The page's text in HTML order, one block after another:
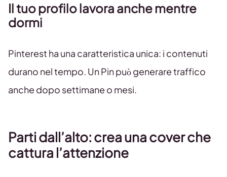
Il tuo profilo lavora anche mentre
dormi
Pinterest ha una caratteristica unica: i contenuti
durano nel tempo. Un Pin può generare traffico
anche dopo settimane o mesi.
Parti dall’alto: crea una cover che
cattura l’attenzione